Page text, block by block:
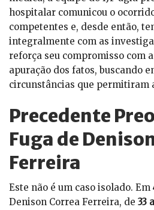
hospitalar comunicou o
competentes e, desde então,
integralmente com as
reforça seu compromisso com
apuração dos fatos, buscando
circunstâncias que permitiram
Precedente
Fuga de
Ferreira
Este não é um caso isolado. Em
Denison Correa Ferreira, de 33